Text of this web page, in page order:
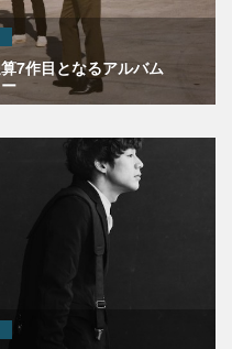
7作目となるアルバム